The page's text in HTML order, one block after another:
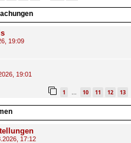
19:09
19:01
1 … 10 11 12 13
17:12